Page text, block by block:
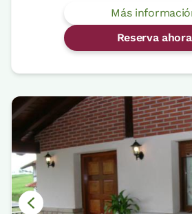
Más
Reserva ahora